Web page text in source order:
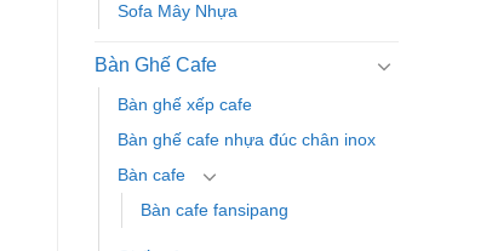
Sofa Mây Nhựa
Bàn Ghế Cafe
Bàn ghế xếp cafe
Bàn ghế cafe nhựa đúc chân inox
Bàn cafe
Bàn cafe fansipang